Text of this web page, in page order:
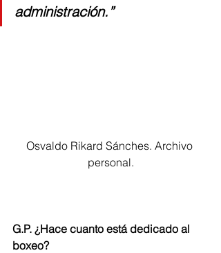
administración.”
Osvaldo Rikard Sánches. Archivo
personal.
G.P. ¿Hace cuanto está dedicado al
boxeo?